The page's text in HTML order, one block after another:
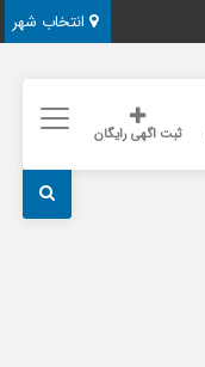
انتخاب شهر
ثبت اگهی رایگان